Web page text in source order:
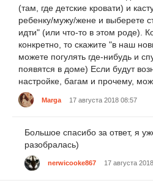
(там, где детские кровати) и
ребенку/мужу/жене и выберете
идти" (или что-то в этом роде).
конкретно, то скажите "в наш
можете погулять где-нибудь и
появятся в доме) Если будут
настройке, багам и прочему,
Marga 17 августа 2018 08:57
Большое спасибо за ответ, я
разобралась)
nerwicooke867 17 августа